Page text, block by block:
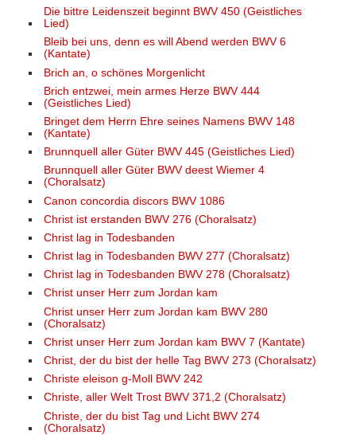
Die bittre Leidenszeit beginnt BWV 450 (Geistliches
Lied)
Bleib bei uns, denn es will Abend werden BWV 6
(Kantate)
Brich an, o schönes Morgenlicht
Brich entzwei, mein armes Herze BWV 444
(Geistliches Lied)
Bringet dem Herrn Ehre seines Namens BWV 148
(Kantate)
Brunnquell aller Güter BWV 445 (Geistliches Lied)
Brunnquell aller Güter BWV deest Wiemer 4
(Choralsatz)
Canon concordia discors BWV 1086
Christ ist erstanden BWV 276 (Choralsatz)
Christ lag in Todesbanden
Christ lag in Todesbanden BWV 277 (Choralsatz)
Christ lag in Todesbanden BWV 278 (Choralsatz)
Christ unser Herr zum Jordan kam
Christ unser Herr zum Jordan kam BWV 280
(Choralsatz)
Christ unser Herr zum Jordan kam BWV 7 (Kantate)
Christ, der du bist der helle Tag BWV 273 (Choralsatz)
Christe eleison g-Moll BWV 242
Christe, aller Welt Trost BWV 371,2 (Choralsatz)
Christe, der du bist Tag und Licht BWV 274
(Choralsatz)